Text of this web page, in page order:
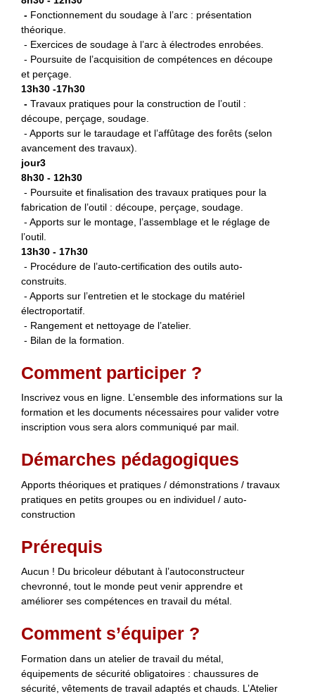
- Fonctionnement du soudage à l’arc : présentation
théorique.
- Exercices de soudage à l’arc à électrodes enrobées.
- Poursuite de l’acquisition de compétences en découpe
et perçage.
13h30 -17h30
- Travaux pratiques pour la construction de l’outil :
découpe, perçage, soudage.
- Apports sur le taraudage et l’affûtage des forêts (selon
avancement des travaux).
jour3
8h30 - 12h30
- Poursuite et finalisation des travaux pratiques pour la
fabrication de l’outil : découpe, perçage, soudage.
- Apports sur le montage, l’assemblage et le réglage de
l’outil.
13h30 - 17h30
- Procédure de l’auto-certification des outils auto-
construits.
- Apports sur l’entretien et le stockage du matériel
électroportatif.
- Rangement et nettoyage de l’atelier.
- Bilan de la formation.
Comment participer ?
Inscrivez vous en ligne. L’ensemble des informations sur la
formation et les documents nécessaires pour valider votre
inscription vous sera alors communiqué par mail.
Démarches pédagogiques
Apports théoriques et pratiques / démonstrations / travaux
pratiques en petits groupes ou en individuel / auto-
construction
Prérequis
Aucun ! Du bricoleur débutant à l’autoconstructeur
chevronné, tout le monde peut venir apprendre et
améliorer ses compétences en travail du métal.
Comment s’équiper ?
Formation dans un atelier de travail du métal,
équipements de sécurité obligatoires : chaussures de
sécurité, vêtements de travail adaptés et chauds. L’Atelier